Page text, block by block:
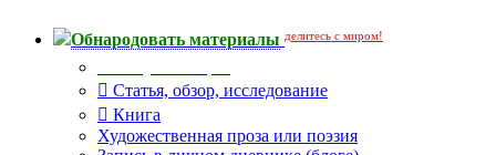
Обнародовать материалы делитесь с миром!
Статья, обзор, исследование
Книга
Художественная проза или поэзия